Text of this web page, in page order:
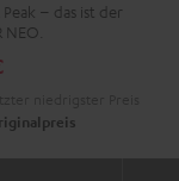
Peak – das ist der
NEO.